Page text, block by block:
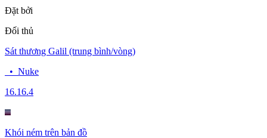
Đặt bởi
Đối thủ
Sát thương Galil (trung bình/vòng)
• Nuke
16.16.4
Khói ném trên bản đồ